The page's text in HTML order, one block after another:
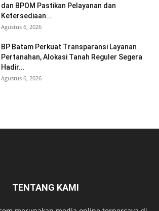
dan BPOM Pastikan Pelayanan dan
Ketersediaan...
Agustus 6, 2026
BP Batam Perkuat Transparansi Layanan
Pertanahan, Alokasi Tanah Reguler Segera
Hadir...
Agustus 6, 2026
TENTANG KAMI